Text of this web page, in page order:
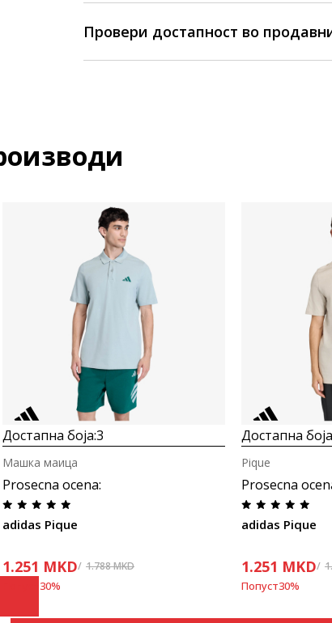
Провери достапност во
Достапна боја:3
Prosecna ocena:
adidas Pique
Машка маица
1.251 MKD 1.788MKD
30%
Достапна
Prosecna
adidas Pique
Pique
1.251 MKD
Попуст30%